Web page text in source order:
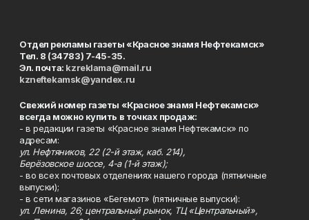
Отдел рекламы газеты «Красное знамя Нефтекамск»
Тел. 8 (34783) 7-45-35.
Эл. почта: kzreklama@mail.ru
kzneftekamsk@yandex.ru
Свежий номер газеты «Красное знамя Нефтекамск»
всегда можно купить в точках продаж:
- в редакции газеты «Красное знамя Нефтекамск» по
адресам:
ул. Нефтяников, 22 (2-й этаж, каб. 214),
Берёзовское шоссе, 4-а (1-й этаж);
- во всех почтовых отделениях нашего города (пятничные
выпуски);
- в сети магазинов «Бегемот» (пятничные выпуски):
ул. Ленина, 26; центральный рынок, ТЦ «Центральный»,